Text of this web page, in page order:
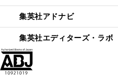
集英社アドナビ
集英社エディターズ・ラボ